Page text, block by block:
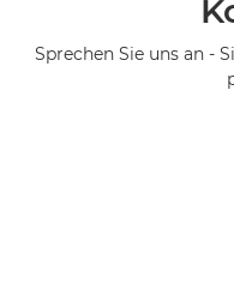
Sprechen Sie uns an -